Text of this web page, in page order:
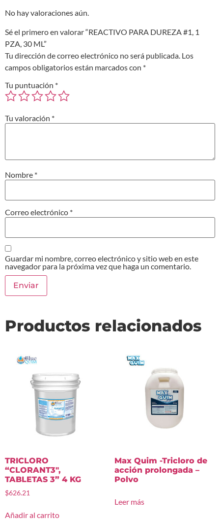
No hay valoraciones aún.
Sé el primero en valorar “REACTIVO PARA DUREZA #1, 1
PZA, 30 ML”
Tu dirección de correo electrónico no será publicada. Los
campos obligatorios están marcados con *
Tu puntuación *
Tu valoración *
Nombre *
Correo electrónico *
Guardar mi nombre, correo electrónico y sitio web en este
navegador para la próxima vez que haga un comentario.
Productos relacionados
TRICLORO
“CLORANT3″,
TABLETAS 3” 4 KG
$626.21
Añadir al carrito
Max Quim -Tricloro de
acción prolongada –
Polvo
Leer más